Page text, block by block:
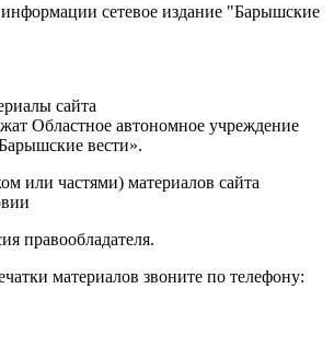
сетевое издание "Барышские
сайта
Областное автономное учреждение
вести».
или частями) материалов сайта
правообладателя.
материалов звоните по телефону: